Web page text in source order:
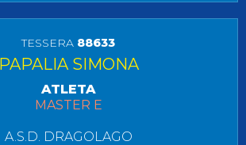
TESSERA 88633
PAPALIA SIMONA
ATLETA
MASTER E
A.S.D. DRAGOLAGO